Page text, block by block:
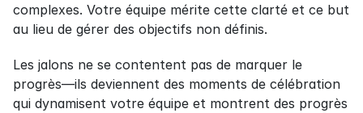
complexes. Votre équipe mérite cette clarté et ce but
au lieu de gérer des objectifs non définis.
Les jalons ne se contentent pas de marquer le
progrès—ils deviennent des moments de célébration
qui dynamisent votre équipe et montrent des progrès